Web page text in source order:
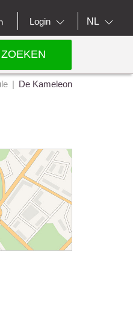
Login NL
ZOEKEN
De Kameleon